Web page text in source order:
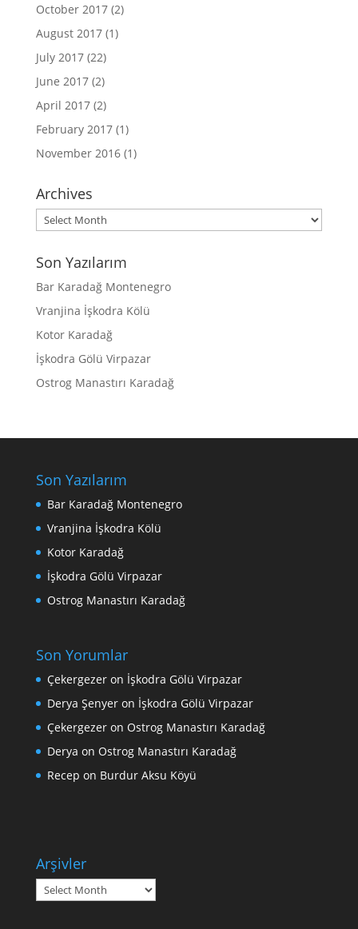
October 2017(2)
August 2017(1)
July 2017(22)
June 2017(2)
April 2017(2)
February 2017(1)
November 2016(1)
Archives
Archives
Son Yazılarım
Bar Karadağ Montenegro
Vranjina İşkodra Kölü
Kotor Karadağ
İşkodra Gölü Virpazar
Ostrog Manastırı Karadağ
Son Yazılarım
Bar Karadağ Montenegro
Vranjina İşkodra Kölü
Kotor Karadağ
İşkodra Gölü Virpazar
Ostrog Manastırı Karadağ
Son Yorumlar
Çekergezeron İşkodra Gölü Virpazar
Derya Şenyeron İşkodra Gölü Virpazar
Çekergezeron Ostrog Manastırı Karadağ
Derya on Ostrog Manastırı Karadağ
Recep on Burdur Aksu Köyü
Arşivler
Arşivler